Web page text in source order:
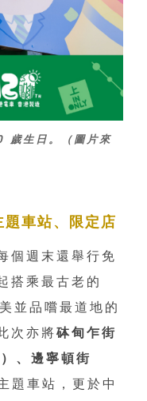
生日。（圖片來
車站、限定店
個週末還舉行免
搭乘最古老的
並品嚐最道地的
次亦將砵甸乍街
、邊寧頓街
題車站，更於中